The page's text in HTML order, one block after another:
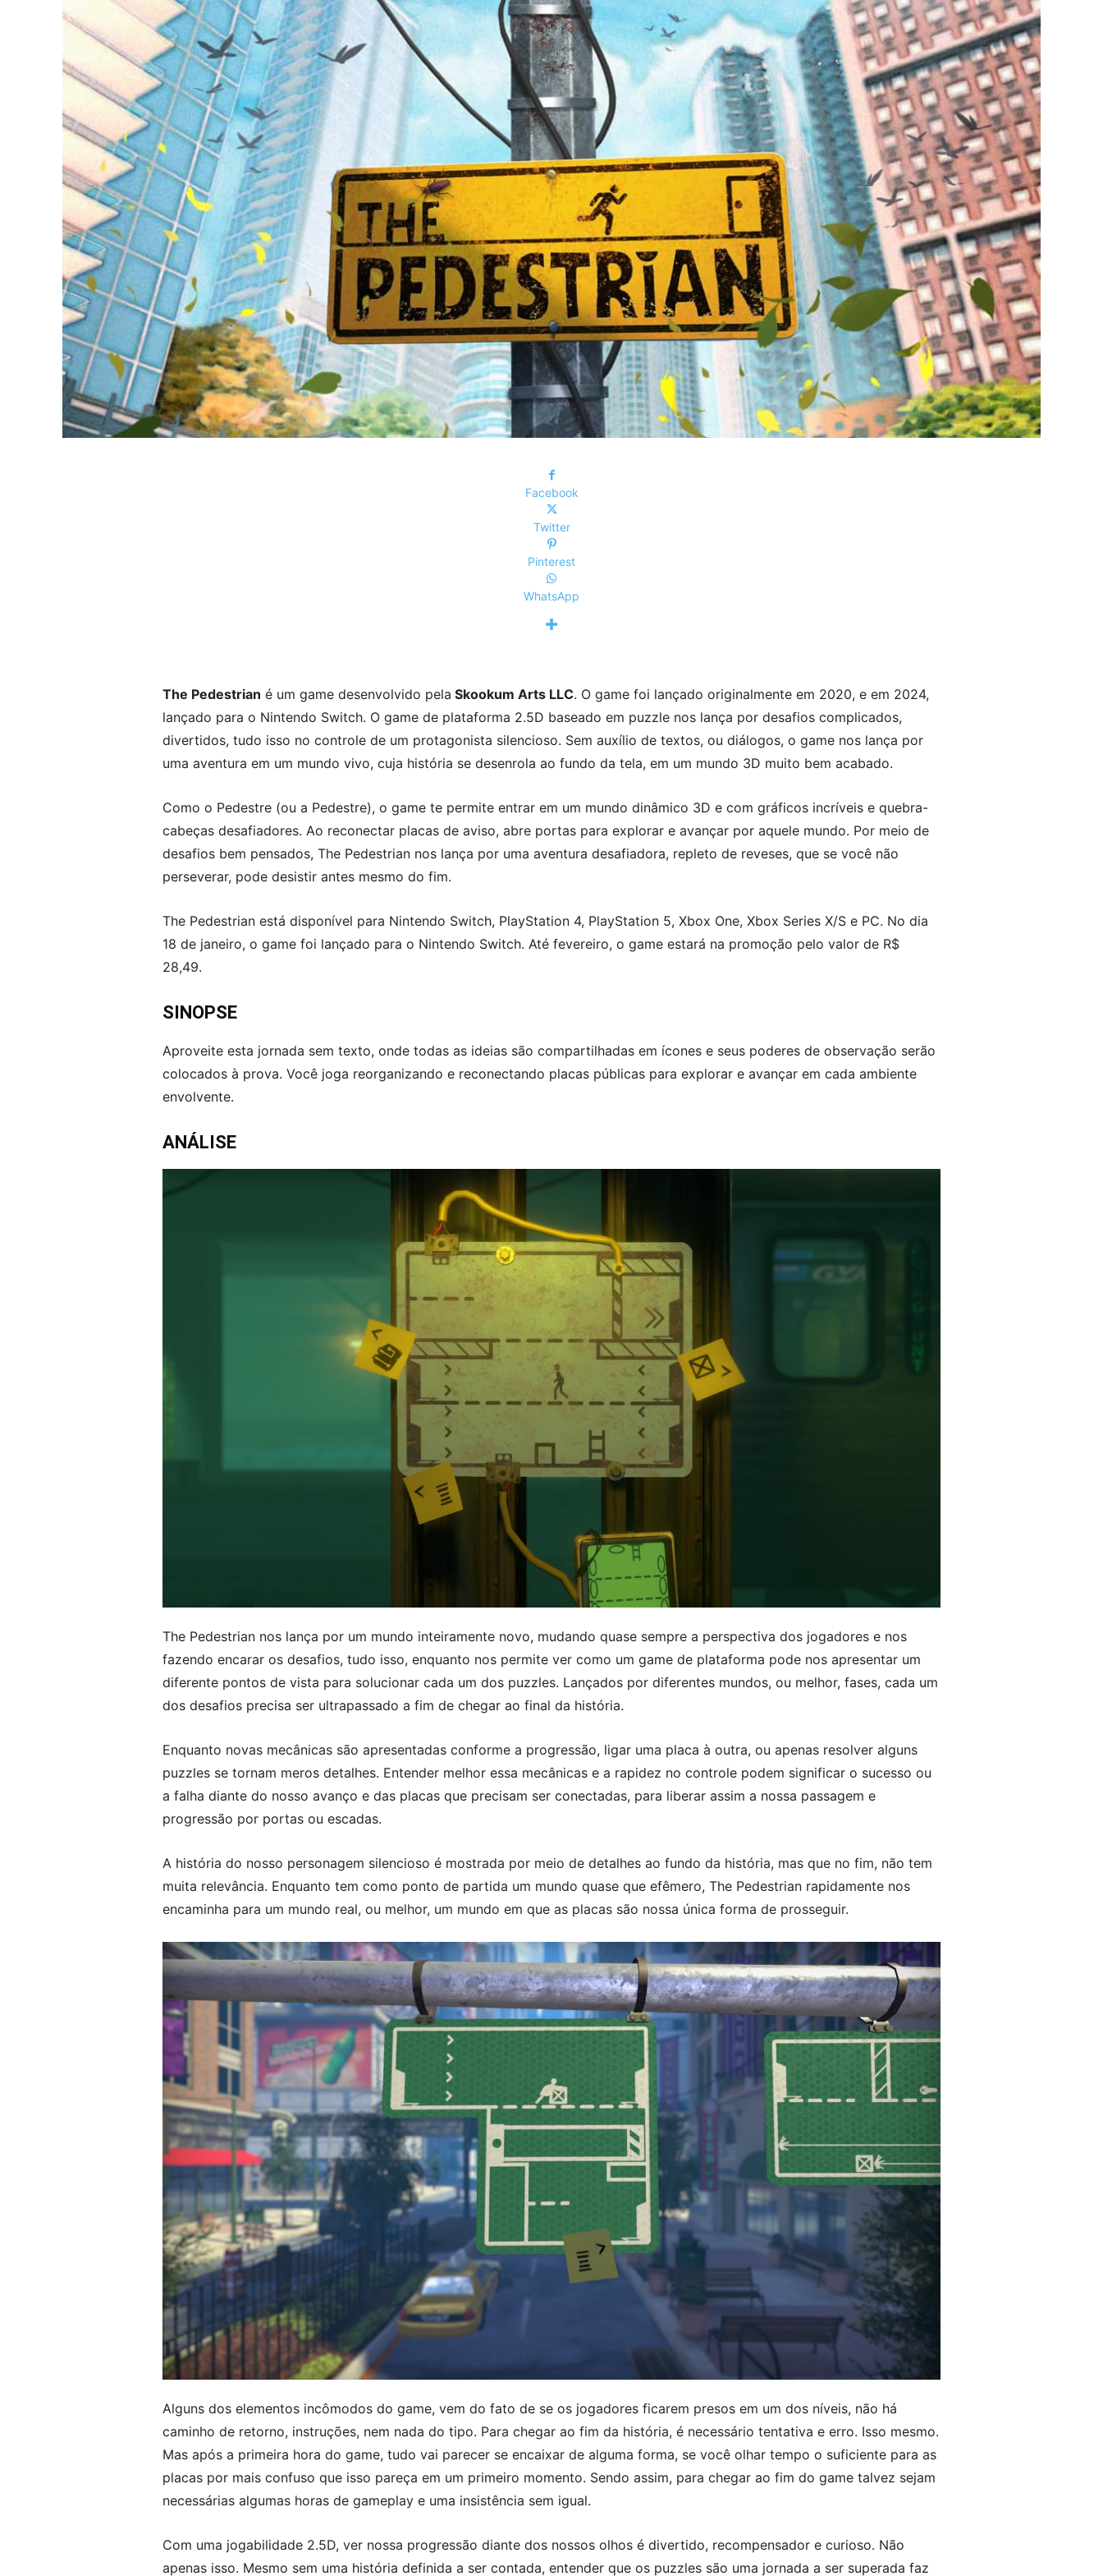
Facebook
Twitter
Pinterest
WhatsApp
The Pedestrian é um game desenvolvido pela Skookum Arts LLC. O game foi lançado originalmente em 2020, e em 2024,
lançado para o Nintendo Switch. O game de plataforma 2.5D baseado em puzzle nos lança por desafios complicados,
divertidos, tudo isso no controle de um protagonista silencioso. Sem auxílio de textos, ou diálogos, o game nos lança por
uma aventura em um mundo vivo, cuja história se desenrola ao fundo da tela, em um mundo 3D muito bem acabado.
Como o Pedestre (ou a Pedestre), o game te permite entrar em um mundo dinâmico 3D e com gráficos incríveis e quebra-
cabeças desafiadores. Ao reconectar placas de aviso, abre portas para explorar e avançar por aquele mundo. Por meio de
desafios bem pensados, The Pedestrian nos lança por uma aventura desafiadora, repleto de reveses, que se você não
perseverar, pode desistir antes mesmo do fim.
The Pedestrian está disponível para Nintendo Switch, PlayStation 4, PlayStation 5, Xbox One, Xbox Series X/S e PC. No dia
18 de janeiro, o game foi lançado para o Nintendo Switch. Até fevereiro, o game estará na promoção pelo valor de R$
28,49.
SINOPSE
Aproveite esta jornada sem texto, onde todas as ideias são compartilhadas em ícones e seus poderes de observação serão
colocados à prova. Você joga reorganizando e reconectando placas públicas para explorar e avançar em cada ambiente
envolvente.
ANÁLISE
The Pedestrian nos lança por um mundo inteiramente novo, mudando quase sempre a perspectiva dos jogadores e nos
fazendo encarar os desafios, tudo isso, enquanto nos permite ver como um game de plataforma pode nos apresentar um
diferente pontos de vista para solucionar cada um dos puzzles. Lançados por diferentes mundos, ou melhor, fases, cada um
dos desafios precisa ser ultrapassado a fim de chegar ao final da história.
Enquanto novas mecânicas são apresentadas conforme a progressão, ligar uma placa à outra, ou apenas resolver alguns
puzzles se tornam meros detalhes. Entender melhor essa mecânicas e a rapidez no controle podem significar o sucesso ou
a falha diante do nosso avanço e das placas que precisam ser conectadas, para liberar assim a nossa passagem e
progressão por portas ou escadas.
A história do nosso personagem silencioso é mostrada por meio de detalhes ao fundo da história, mas que no fim, não tem
muita relevância. Enquanto tem como ponto de partida um mundo quase que efêmero, The Pedestrian rapidamente nos
encaminha para um mundo real, ou melhor, um mundo em que as placas são nossa única forma de prosseguir.
Alguns dos elementos incômodos do game, vem do fato de se os jogadores ficarem presos em um dos níveis, não há
caminho de retorno, instruções, nem nada do tipo. Para chegar ao fim da história, é necessário tentativa e erro. Isso mesmo.
Mas após a primeira hora do game, tudo vai parecer se encaixar de alguma forma, se você olhar tempo o suficiente para as
placas por mais confuso que isso pareça em um primeiro momento. Sendo assim, para chegar ao fim do game talvez sejam
necessárias algumas horas de gameplay e uma insistência sem igual.
Com uma jogabilidade 2.5D, ver nossa progressão diante dos nossos olhos é divertido, recompensador e curioso. Não
apenas isso. Mesmo sem uma história definida a ser contada, entender que os puzzles são uma jornada a ser superada faz